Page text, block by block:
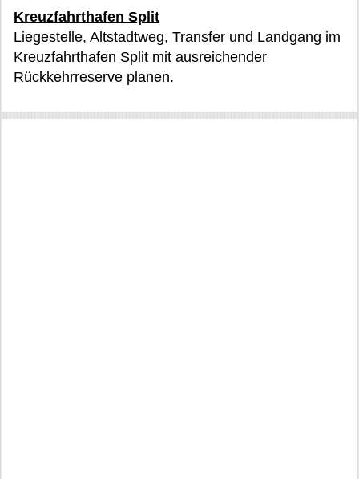
Kreuzfahrthafen Split
Liegestelle, Altstadtweg, Transfer und Landgang im
Kreuzfahrthafen Split mit ausreichender
Rückkehrreserve planen.